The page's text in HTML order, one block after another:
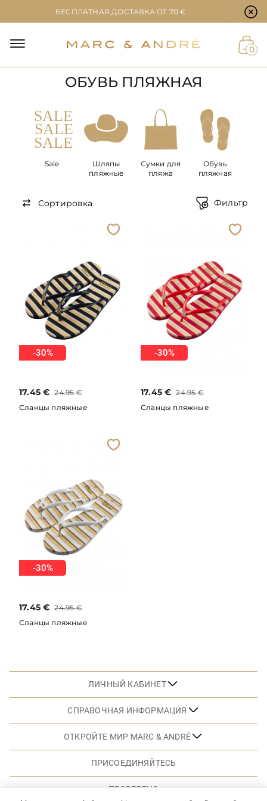
0
БЕСПЛАТНАЯ ДОСТАВКА ОТ 70 €
ОБУВЬ ПЛЯЖНАЯ
Sale
Шляпы
пляжные
Сумки для
пляжа
Обувь
пляжная
Сортировка Фильтр
-30%
17.45 € 24.95 €
Сланцы пляжные
-30%
17.45 € 24.95 €
Сланцы пляжные
-30%
17.45 € 24.95 €
Сланцы пляжные
ЛИЧНЫЙ КАБИНЕТ
СПРАВОЧНАЯ ИНФОРМАЦИЯ
ОТКРОЙТЕ МИР MARC & ANDRÉ
ПРИСОЕДИНЯЙТЕСЬ
ПРОВЕРЕНО